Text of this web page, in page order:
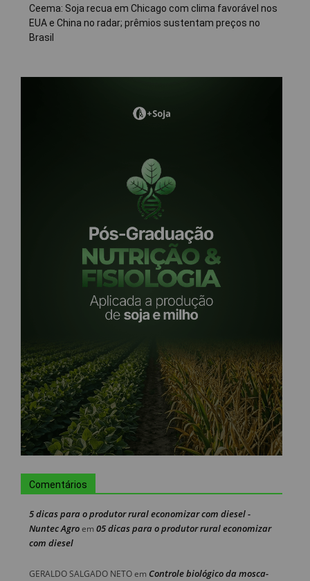
Ceema: Soja recua em Chicago com clima favorável nos
EUA e China no radar; prêmios sustentam preços no
Brasil
Comentários
5 dicas para o produtor rural economizar com diesel -
Nuntec Agroem 05 dicas para o produtor rural economizar
com diesel
GERALDO SALGADO NETOem Controle biológico da mosca-